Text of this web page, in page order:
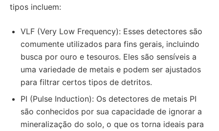
tipos incluem:
VLF (Very Low Frequency): Esses detectores são
comumente utilizados para fins gerais, incluindo
busca por ouro e tesouros. Eles são sensíveis a
uma variedade de metais e podem ser ajustados
para filtrar certos tipos de detritos.
PI (Pulse Induction): Os detectores de metais PI
são conhecidos por sua capacidade de ignorar a
mineralização do solo, o que os torna ideais para